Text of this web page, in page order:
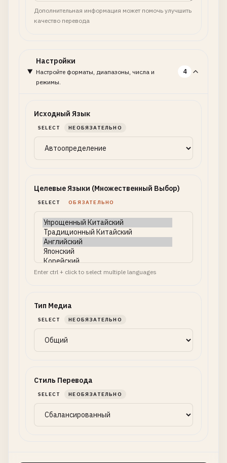
Дополнительная информация может помочь улучшить
качество перевода
Настройки
Настройте форматы, диапазоны, числа и
режимы.
4
Исходный Язык
SELECT НЕОБЯЗАТЕЛЬНО
Целевые Языки (Множественный Выбор)
SELECT ОБЯЗАТЕЛЬНО
Enter ctrl + click to select multiple languages
Тип Медиа
SELECT НЕОБЯЗАТЕЛЬНО
Стиль Перевода
SELECT НЕОБЯЗАТЕЛЬНО